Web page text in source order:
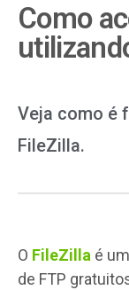
Como
Veja como é
FileZilla.
O FileZilla é
de FTP